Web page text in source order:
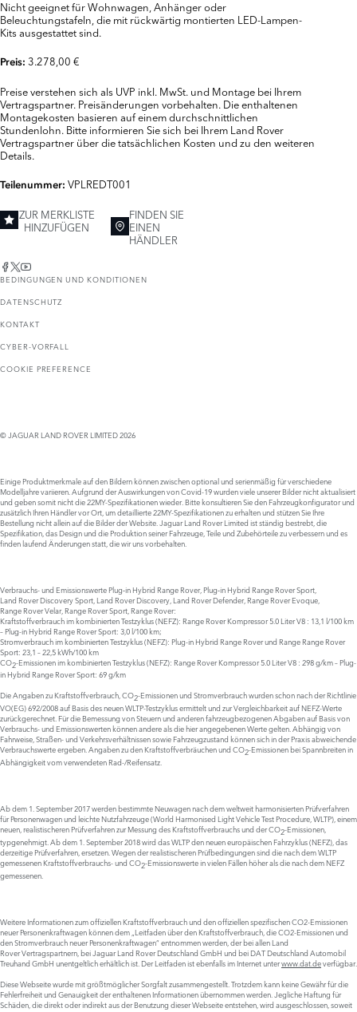
Nicht geeignet für Wohnwagen, Anhänger oder
Beleuchtungstafeln, die mit rückwärtig montierten LED-Lampen-
Kits ausgestattet sind.
Preis: 3.278,00 €
Preise verstehen sich als UVP inkl. MwSt. und Montage bei Ihrem
Vertragspartner. Preisänderungen vorbehalten. Die enthaltenen
Montagekosten basieren auf einem durchschnittlichen
Stundenlohn. Bitte informieren Sie sich bei Ihrem Land Rover
Vertragspartner über die tatsächlichen Kosten und zu den weiteren
Details.
Teilenummer: VPLREDT001
ZUR MERKLISTE
HINZUFÜGEN
FINDEN SIE
EINEN
HÄNDLER
BEDINGUNGEN UND KONDITIONEN
DATENSCHUTZ
KONTAKT
CYBER-VORFALL
COOKIE PREFERENCE
© JAGUAR LAND ROVER LIMITED 2026
Einige Produktmerkmale auf den Bildern können zwischen optional und serienmäßig für verschiedene
Modelljahre variieren. Aufgrund der Auswirkungen von Covid-19 wurden viele unserer Bilder nicht aktualisiert
und geben somit nicht die 22MY-Spezifikationen wieder. Bitte konsultieren Sie den Fahrzeugkonfigurator und
zusätzlich Ihren Händler vor Ort, um detaillierte 22MY-Spezifikationen zu erhalten und stützen Sie Ihre
Bestellung nicht allein auf die Bilder der Website. Jaguar Land Rover Limited ist ständig bestrebt, die
Spezifikation, das Design und die Produktion seiner Fahrzeuge, Teile und Zubehörteile zu verbessern und es
finden laufend Änderungen statt, die wir uns vorbehalten.
Verbrauchs- und Emissionswerte Plug‑in Hybrid Range Rover, Plug‑in Hybrid Range Rover Sport,
Land Rover Discovery Sport, Land Rover Discovery, Land Rover Defender, Range Rover Evoque,
Range Rover Velar, Range Rover Sport, Range Rover:
Kraftstoffverbrauch im kombinierten Testzyklus (NEFZ): Range Rover Kompressor 5.0 Liter V8 : 13,1 l/100 km
– Plug-in Hybrid Range Rover Sport: 3,0 l/100 km;
Stromverbrauch im kombinierten Testzyklus (NEFZ): Plug-in Hybrid Range Rover und Range Range Rover
Sport: 23,1 – 22,5 kWh/100 km
CO2-Emissionen im kombinierten Testzyklus (NEFZ): Range Rover Kompressor 5.0 Liter V8 : 298 g/km – Plug-
in Hybrid Range Rover Sport: 69 g/km
Die Angaben zu Kraftstoffverbrauch, CO2-Emissionen und Stromverbrauch wurden schon nach der Richtlinie
VO(EG) 692/2008 auf Basis des neuen WLTP-Testzyklus ermittelt und zur Vergleichbarkeit auf NEFZ-Werte
zurückgerechnet. Für die Bemessung von Steuern und anderen fahrzeugbezogenen Abgaben auf Basis von
Verbrauchs- und Emissionswerten können andere als die hier angegebenen Werte gelten. Abhängig von
Fahrweise, Straßen- und Verkehrsverhältnissen sowie Fahrzeugzustand können sich in der Praxis abweichende
Verbrauchswerte ergeben. Angaben zu den Kraftstoffverbräuchen und CO2-Emissionen bei Spannbreiten in
Abhängigkeit vom verwendeten Rad-/Reifensatz.
Ab dem 1. September 2017 werden bestimmte Neuwagen nach dem weltweit harmonisierten Prüfverfahren
für Personenwagen und leichte Nutzfahrzeuge (World Harmonised Light Vehicle Test Procedure, WLTP), einem
neuen, realistischeren Prüfverfahren zur Messung des Kraftstoffverbrauchs und der CO2-Emissionen,
typgenehmigt. Ab dem 1. September 2018 wird das WLTP den neuen europäischen Fahrzyklus (NEFZ), das
derzeitige Prüfverfahren, ersetzen. Wegen der realistischeren Prüfbedingungen sind die nach dem WLTP
gemessenen Kraftstoffverbrauchs- und CO2-Emissionswerte in vielen Fällen höher als die nach dem NEFZ
gemessenen.
Weitere Informationen zum offiziellen Kraftstoffverbrauch und den offiziellen spezifischen CO2-Emissionen
neuer Personenkraftwagen können dem „Leitfaden über den Kraftstoffverbrauch, die CO2-Emissionen und
den Stromverbrauch neuer Personenkraftwagen“ entnommen werden, der bei allen Land
Rover Vertragspartnern, bei Jaguar Land Rover Deutschland GmbH und bei DAT Deutschland Automobil
Treuhand GmbH unentgeltlich erhältlich ist. Der Leitfaden ist ebenfalls im Internet unterwww.dat.deverfügbar.
Diese Webseite wurde mit größtmöglicher Sorgfalt zusammengestellt. Trotzdem kann keine Gewähr für die
Fehlerfreiheit und Genauigkeit der enthaltenen Informationen übernommen werden. Jegliche Haftung für
Schäden, die direkt oder indirekt aus der Benutzung dieser Webseite entstehen, wird ausgeschlossen, soweit